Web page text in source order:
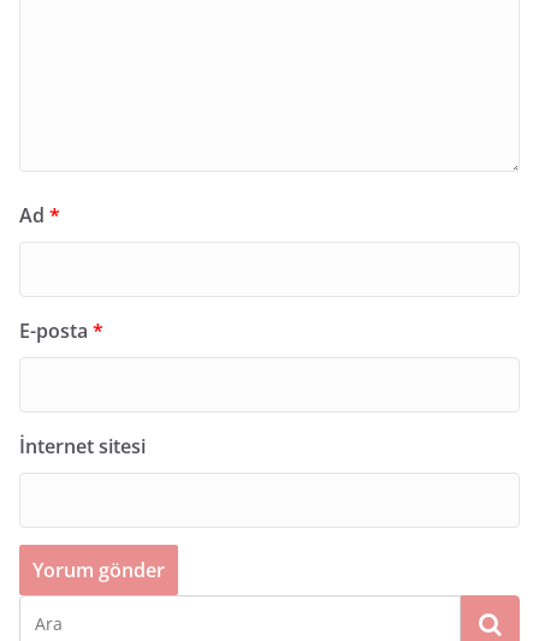
Ad *
E-posta *
İnternet sitesi